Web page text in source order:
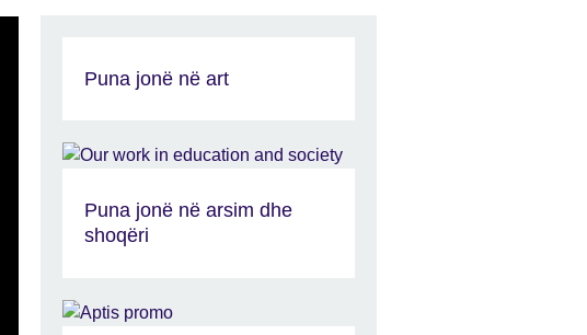
Puna jonë në art
Puna jonë në arsim dhe
shoqëri